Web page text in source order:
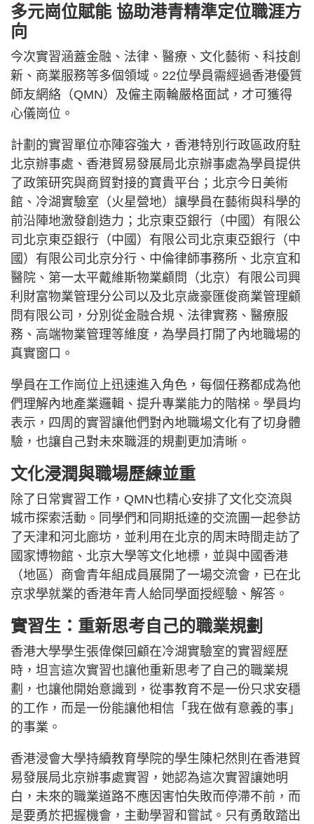
多元崗位賦能 協助港青精準定位職涯方
向
今次實習涵蓋金融、法律、醫療、文化藝術、科技創
新、商業服務等多個領域。22位學員需經過香港優質
師友網絡（QMN）及僱主兩輪嚴格面試，才可獲得
心儀崗位。
計劃的實習單位亦陣容強大，香港特別行政區政府駐
北京辦事處、香港貿易發展局北京辦事處為學員提供
了政策研究與商貿對接的寶貴平台；北京今日美術
館、冷湖實驗室（火星營地）讓學員在藝術與科學的
前沿陣地激發創造力；北京東亞銀行（中國）有限公
司北京東亞銀行（中國）有限公司北京東亞銀行（中
國）有限公司北京分行、中倫律師事務所、北京宜和
醫院、第一太平戴維斯物業顧問（北京）有限公司興
利財富物業管理分公司以及北京歲豪匯俊商業管理顧
問有限公司，分別從金融合規、法律實務、醫療服
務、高端物業管理等維度，為學員打開了內地職場的
真實窗口。
學員在工作崗位上迅速進入角色，每個任務都成為他
們理解內地產業邏輯、提升專業能力的階梯。學員均
表示，四周的實習讓他們對內地職場文化有了切身體
驗，也讓自己對未來職涯的規劃更加清晰。
文化浸潤與職場歷練並重
除了日常實習工作，QMN也精心安排了文化交流與
城市探索活動。同學們和同期抵達的交流團一起參訪
了天津和河北廊坊，並利用在北京的周末時間走訪了
國家博物館、北京大學等文化地標，並與中國香港
（地區）商會青年組成員展開了一場交流會，已在北
京求學就業的香港年青人給同學面授經驗、解答。
實習生：重新思考自己的職業規劃
香港大學學生張偉傑回顧在冷湖實驗室的實習經歷
時，坦言這次實習也讓他重新思考了自己的職業規
劃，也讓他開始意識到，從事教育不是一份只求安穩
的工作，而是一份能讓他相信「我在做有意義的事」
的事業。
香港浸會大學持續教育學院的學生陳杞然則在香港貿
易發展局北京辦事處實習，她認為這次實習讓她明
白，未來的職業道路不應因害怕失敗而停滯不前，而
是要勇於把握機會，主動學習和嘗試。只有勇敢踏出